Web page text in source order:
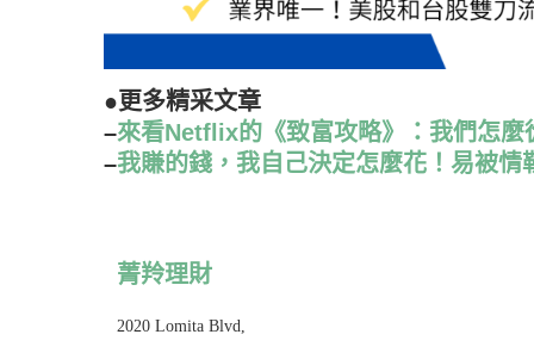
●更多精采文章
–來看Netflix的《致富攻略》：我們怎
–我賺的錢，我自己決定怎麼花！易被
菁羚理財
2020 Lomita Blvd,